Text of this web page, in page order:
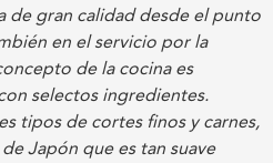
de gran calidad desde el punto
en el servicio por la
de la cocina es
selectos ingredientes.
tipos de cortes finos y carnes,
Japón que es tan suave